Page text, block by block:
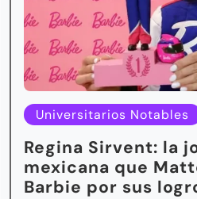
Universitarios Notables
Regina Sirvent: la
mexicana que
Barbie por sus